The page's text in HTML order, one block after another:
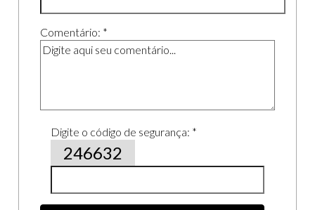
Comentário: *
Digite o código de segurança: *
246632